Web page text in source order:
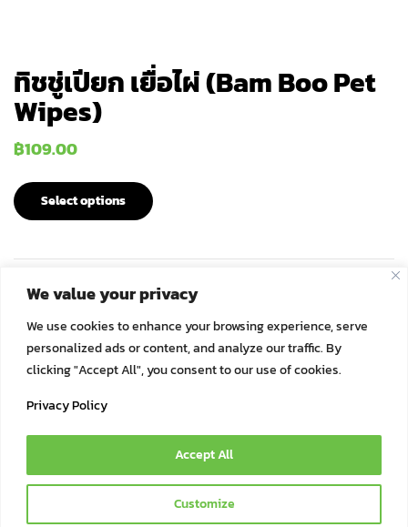
We value your privacy
We use cookies to enhance your browsing experience, serve
personalized ads or content, and analyze our traffic. By
clicking "Accept All", you consent to our use of cookies.
Privacy Policy
Customize
Accept All
ทิชชู่เปียก เยื่อไผ่ (Bam Boo Pet
Wipes)
฿109.00
Select options
ทิชชู่เปียก เยื่อไผ่ ย่อย…
© 2021 Bok Bok Pet Munchies by JSJ Pet Products Co., Ltd. | All